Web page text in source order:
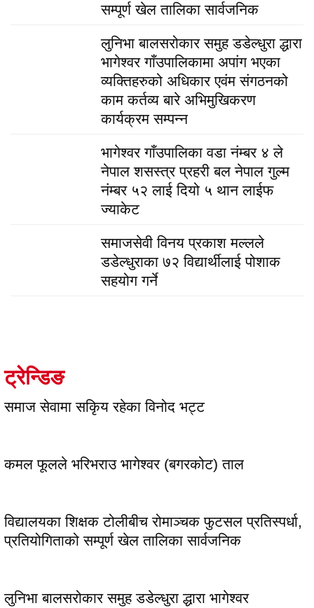
सम्पूर्ण खेल तालिका सार्वजनिक
लुनिभा बालसरोकार समुह डडेल्धुरा द्धारा
भागेश्वर गाँउपालिकामा अपांग भएका
व्यक्तिहरुको अधिकार एवंम संगठनको
काम कर्तव्य बारे अभिमुखिकरण
कार्यक्रम सम्पन्न
भागेश्वर गाँउपालिका वडा नंम्बर ४ ले
नेपाल शसस्त्र प्रहरी बल नेपाल गुल्म
नंम्बर ५२ लाई दियो ५ थान लाईफ
ज्याकेट
समाजसेवी विनय प्रकाश मल्लले
डडेल्धुराका ७२ विद्यार्थीलाई पोशाक
सहयोग गर्ने
ट्रेन्डिङ
समाज सेवामा सकिृय रहेका विनोद भट्ट
कमल फूलले भरिभराउ भागेश्वर (बगरकोट) ताल
विद्यालयका शिक्षक टोलीबीच रोमाञ्चक फुटसल प्रतिस्पर्धा,
प्रतियोगिताको सम्पूर्ण खेल तालिका सार्वजनिक
लुनिभा बालसरोकार समुह डडेल्धुरा द्धारा भागेश्वर